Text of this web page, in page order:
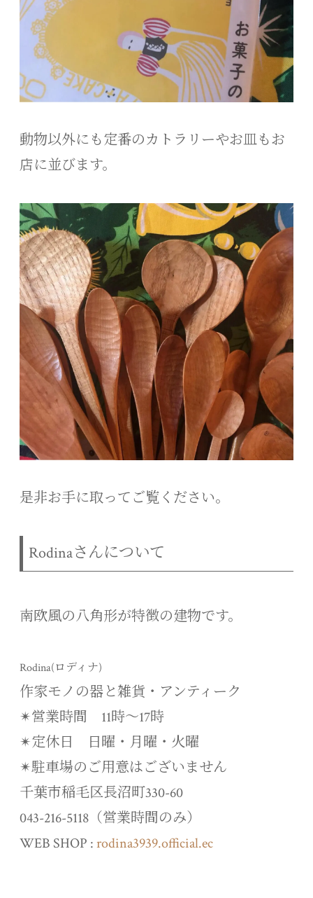
動物以外にも定番のカトラリーやお皿もお
店に並びます。
是非お手に取ってご覧ください。
Rodinaさんについて
南欧風の八角形が特徴の建物です。
Rodina(ロディナ)
作家モノの器と雑貨・アンティーク
✴︎営業時間 11時〜17時
✴︎定休日 日曜・月曜・火曜
✴︎駐車場のご用意はございません
千葉市稲毛区長沼町330-60
043-216-5118（営業時間のみ）
WEB SHOP :rodina3939.official.ec